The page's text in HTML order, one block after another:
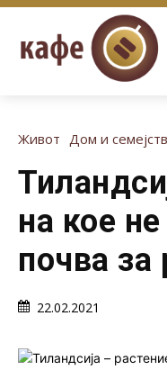
Живот Дом и
на кое
почва за
22.02.2021